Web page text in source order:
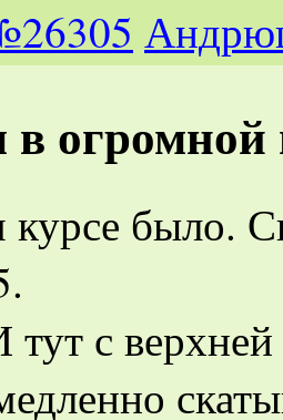
огромной
было.
с